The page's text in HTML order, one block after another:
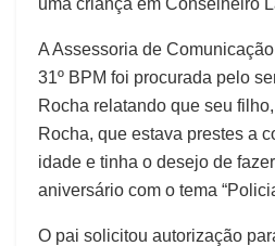
A Assessoria de
31º BPM foi procurada pelo
Rocha relatando que seu
Rocha, que estava prestes a
idade e tinha o desejo de
aniversário com o tema
O pai solicitou autorização